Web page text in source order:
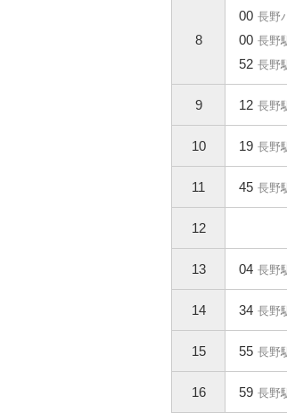
8
00 長野
00 長野
52 長野
9 12 長野
10 19 長野
11 45 長野
12
13 04 長野
14 34 長野
15 55 長野
16 59 長野